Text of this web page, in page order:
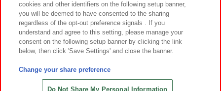
©Bandai Namco Amusement Inc.
©Bandai Namco Amusement Lab Inc.
©HANAYASHIKI Co., Ltd. All Rights Reserved.
cookies and other identifiers on the following setup banner,
you will be deemed to have consented to the sharing
regardless of the opt-out preference signals . If you
understand and agree to this setting, please manage your
consent on the following setup banner by clicking the link
below, then click 'Save Settings' and close the banner.
Change your share preference
Do Not Share My Personal Information